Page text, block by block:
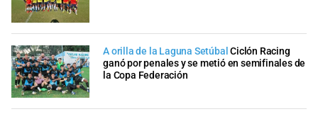
A orilla de la Laguna Setúbal Ciclón Racing
ganó por penales y se metió en semifinales de
la Copa Federación